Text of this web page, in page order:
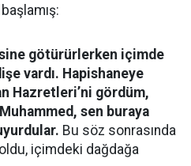
götürürlerken içimde
vardı. Hapishaneye
Hazretleri’ni gördüm,
sen buraya
Bu söz sonrasında
içimdeki dağdağa